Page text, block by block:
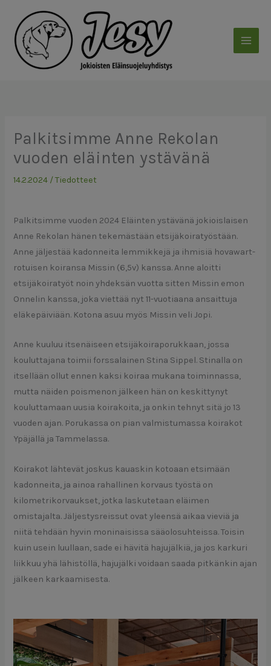
sisältöön
Palkitsimme Anne Rekolan
vuoden eläinten ystävänä
14.2.2024 /Tiedotteet
Palkitsimme vuoden 2024 Eläinten ystävänä jokioislaisen
Anne Rekolan hänen tekemästään etsijäkoiratyöstään.
Anne jäljestää kadonneita lemmikkejä ja ihmisiä hovawart-
rotuisen koiransa Missin (6,5v) kanssa. Anne aloitti
etsijäkoiratyöt noin yhdeksän vuotta sitten Missin emon
Onnelin kanssa, joka viettää nyt 11-vuotiaana ansaittuja
eläkepäiviään. Kotona asuu myös Missin veli Jopi.
Anne kuuluu itsenäiseen etsijäkoiraporukkaan, jossa
kouluttajana toimii forssalainen Stina Sippel. Stinalla on
itsellään ollut ennen kaksi koiraa mukana toiminnassa,
mutta näiden poismenon jälkeen hän on keskittynyt
kouluttamaan uusia koirakoita, ja onkin tehnyt sitä jo 13
vuoden ajan. Porukassa on pian valmistumassa koirakot
Ypäjällä ja Tammelassa.
Koirakot lähtevät joskus kauaskin kotoaan etsimään
kadonneita, ja ainoa rahallinen korvaus työstä on
kilometrikorvaukset, jotka laskutetaan eläimen
omistajalta. Jäljestysreissut ovat yleensä aikaa vieviä ja
niitä tehdään hyvin moninaisissa sääolosuhteissa. Toisin
kuin usein luullaan, sade ei hävitä hajujälkiä, ja jos karkuri
liikkuu yhä lähistöllä, hajujälki voidaan saada pitkänkin ajan
jälkeen karkaamisesta.